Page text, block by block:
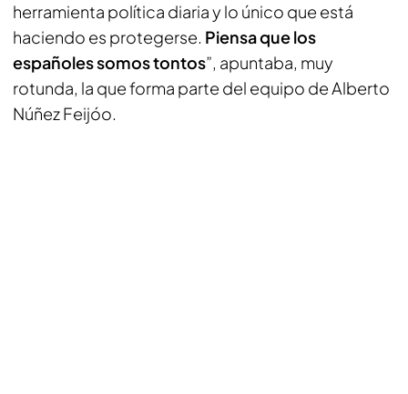
herramienta política diaria y lo único que está
haciendo es protegerse. Piensa que los
españoles somos tontos”, apuntaba, muy
rotunda, la que forma parte del equipo de Alberto
Núñez Feijóo.